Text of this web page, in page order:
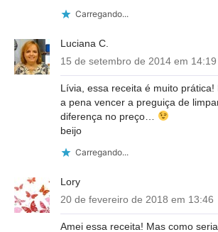
Carregando...
Luciana C.
15 de setembro de 2014 em 14:19
Lívia, essa receita é muito
a pena vencer a preguiça de
diferença no preço…
beijo
Carregando...
Lory
20 de fevereiro de 2018 em 13:46
Amei essa receita! Mas como